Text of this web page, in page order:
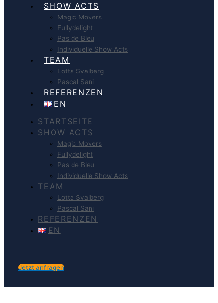
SHOW ACTS
Magic Movers
Fullydelight
Pas de Bleu
Individuelle Show Acts
TEAM
Lotta Svalberg
Pascal Sani
REFERENZEN
EN
STARTSEITE
SHOW ACTS
Magic Movers
Fullydelight
Pas de Bleu
Individuelle Show Acts
TEAM
Lotta Svalberg
Pascal Sani
REFERENZEN
EN
Jetzt anfragen